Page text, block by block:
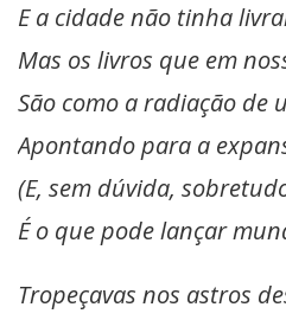
E a cidade não tinha
Mas os livros que em
São como a radiação de
Apontando para a
(E, sem dúvida,
É o que pode lançar
Tropeçavas nos astros